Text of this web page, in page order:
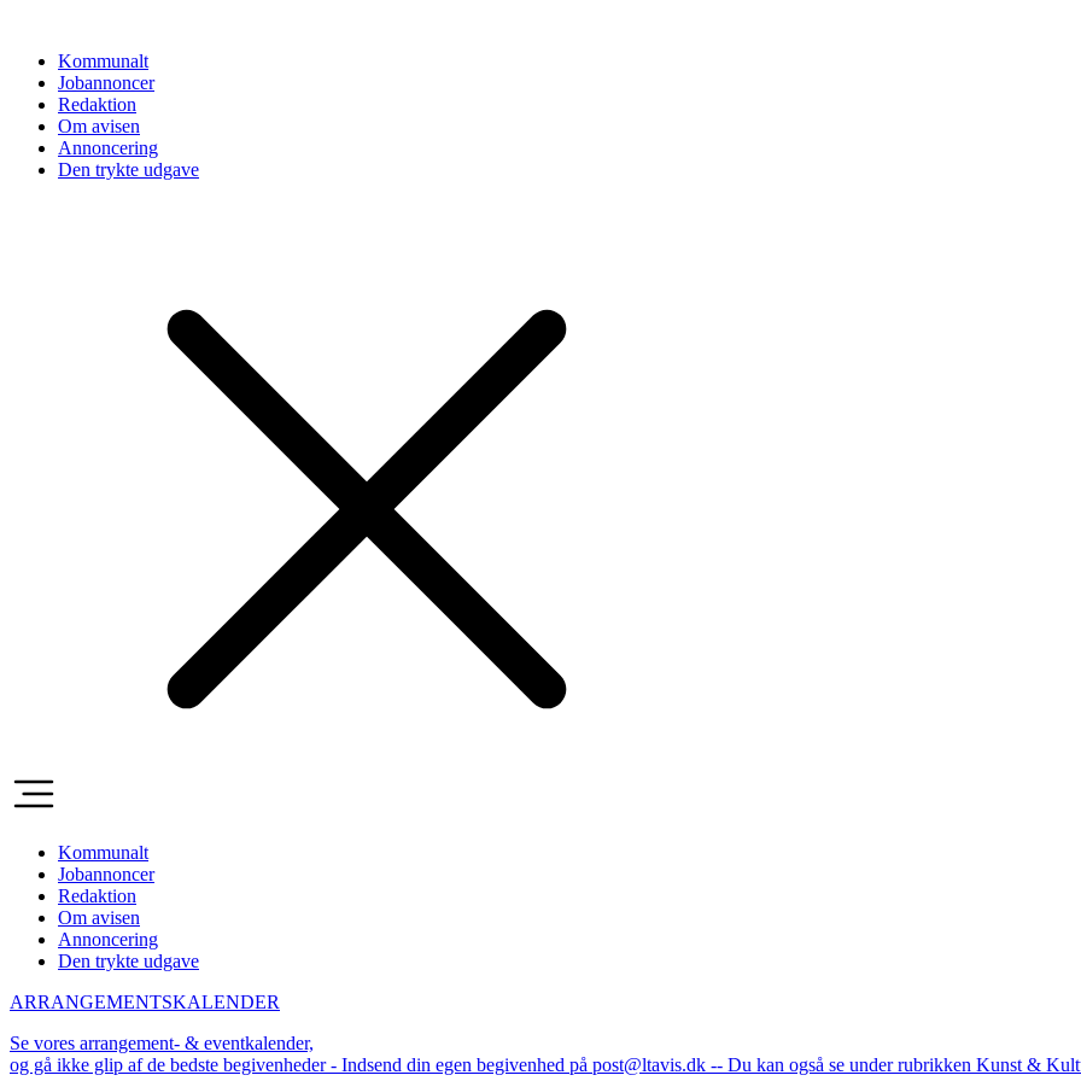
indholdKommunalt
Jobannoncer
Redaktion
Om avisen
Annoncering
Den trykte udgave
Kommunalt
Jobannoncer
Redaktion
Om avisen
Annoncering
Den trykte udgave
ARRANGEMENTSKALENDER
Se vores arrangement- & eventkalender,
og gå ikke glip af de bedste begivenheder - Indsend din egen begivenhed på post@ltavis.dk -- Du kan også se under rubrikken Kunst &